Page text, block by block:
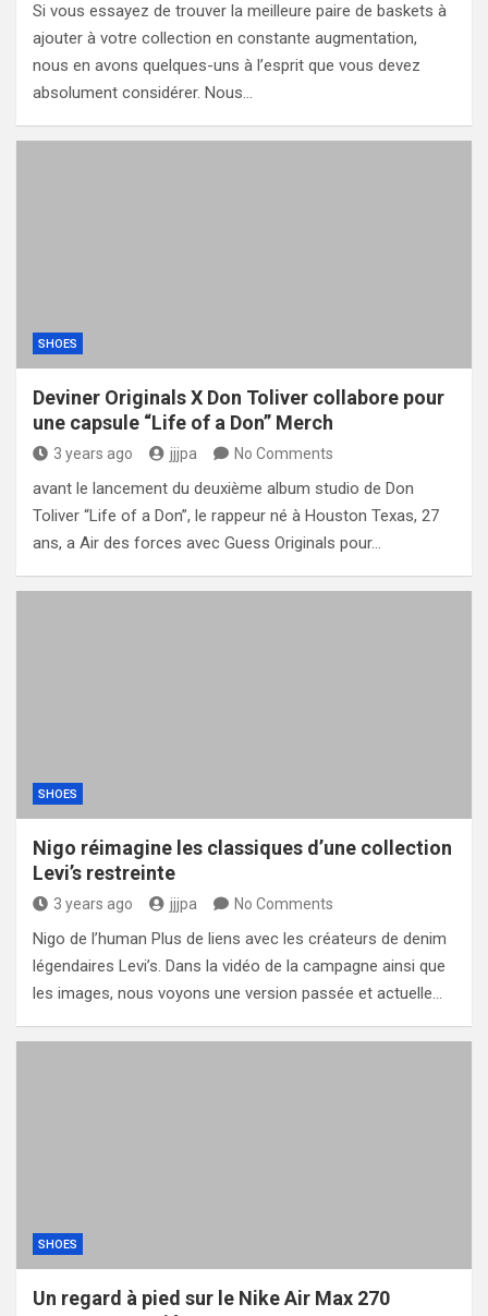
Si vous essayez de trouver la meilleure paire de baskets à
ajouter à votre collection en constante augmentation,
nous en avons quelques-uns à l’esprit que vous devez
absolument considérer. Nous…
SHOES
Deviner Originals X Don Toliver collabore pour
une capsule “Life of a Don” Merch
3 years ago jjjpa No Comments
avant le lancement du deuxième album studio de Don
Toliver “Life of a Don”, le rappeur né à Houston Texas, 27
ans, a Air des forces avec Guess Originals pour…
SHOES
Nigo réimagine les classiques d’une collection
Levi’s restreinte
3 years ago jjjpa No Comments
Nigo de l’human Plus de liens avec les créateurs de denim
légendaires Levi’s. Dans la vidéo de la campagne ainsi que
les images, nous voyons une version passée et actuelle…
SHOES
Un regard à pied sur le Nike Air Max 270